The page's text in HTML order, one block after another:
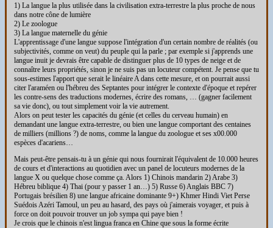
1) La langue la plus utilisée dans la civilisation extra-terrestre la plus proche de nous
dans notre cône de lumière
2) Le zoologue
3) La langue maternelle du génie
L'apprentissage d'une langue suppose l'intégration d'un certain nombre de réalités (ou
subjectivités, comme on veut) du peuple qui la parle ; par exemple si j'apprends une
langue inuit je devrais être capable de distinguer plus de 10 types de neige et de
connaître leurs propriétés, sinon je ne suis pas un locuteur compétent. Je pense que tu
sous-estimes l'apport que serait le linéaire A dans cette mesure, et on pourrait aussi
citer l'araméen ou l'hébreu des Septantes pour intégrer le contexte d'époque et repérer
les contre-sens des traductions modernes, écrire des romans, … (gagner facilement
sa vie donc), ou tout simplement voir la vie autrement.
Alors on peut tester les capacités du génie (et celles du cerveau humain) en
demandant une langue extra-terrestre, ou bien une langue comportant des centaines
de milliers (millions ?) de noms, comme la langue du zoologue et ses x00.000
espèces d'acariens…
Mais peut-être pensais-tu à un génie qui nous fournirait l'équivalent de 10.000 heures
de cours et d'interactions au quotidien avec un panel de locuteurs modernes de la
langue X ou quelque chose comme ça. Alors 1) Chinois mandarin 2) Arabe 3)
Hébreu biblique 4) Thai (pour y passer 1 an…) 5) Russe 6) Anglais BBC 7)
Portugais brésilien 8) une langue africaine dominante 9+) Khmer Hindi Viet Perse
Suédois Azéri Tamoul, un peu au hasard, des pays où j'aimerais voyager, et puis à
force on doit pouvoir trouver un job sympa qui paye bien !
Je crois que le chinois n'est lingua franca en Chine que sous la forme écrite